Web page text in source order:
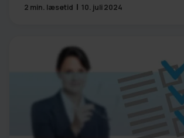
2 min. læsetid 10. juli 2024